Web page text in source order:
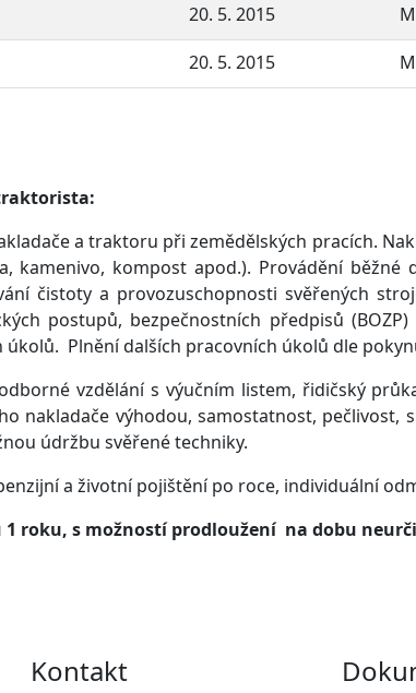
20. 5. 2015
20. 5. 2015
a traktoru při zemědělských pracích.
kamenivo, kompost apod.). Provádění
čistoty a provozuschopnosti svěřených
postupů, bezpečnostních předpisů
Plnění dalších pracovních úkolů dle
vzdělání s výučním listem, řidičský
nakladače výhodou, samostatnost,
údržbu svěřené techniky.
a životní pojištění po roce, individuální
roku, s možností prodloužení na dobu
Kontakt